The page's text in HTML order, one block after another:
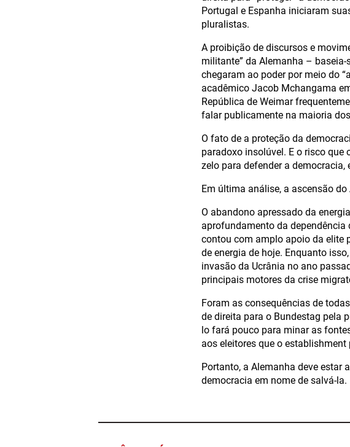
Portugal e Espanha iniciaram
pluralistas.
A proibição de discursos e
militante” da Alemanha –
chegaram ao poder por meio do
acadêmico Jacob Mchangama
República de Weimar
falar publicamente na maioria
O fato de a proteção da
paradoxo insolúvel. E o risco que
zelo para defender a democracia,
Em última análise, a ascensão
O abandono apressado da
aprofundamento da
contou com amplo apoio da elite
de energia de hoje. Enquanto
invasão da Ucrânia no ano
principais motores da crise
Foram as consequências de
de direita para o Bundestag pela
lo fará pouco para minar as
aos eleitores que o
Portanto, a Alemanha deve estar
democracia em nome de salvá-la.